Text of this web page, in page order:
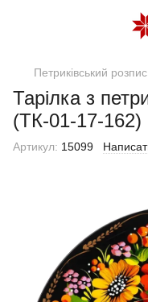
Петриківський розпис
Тарілка з
(ТК-01-17-162)
Артикул: 15099